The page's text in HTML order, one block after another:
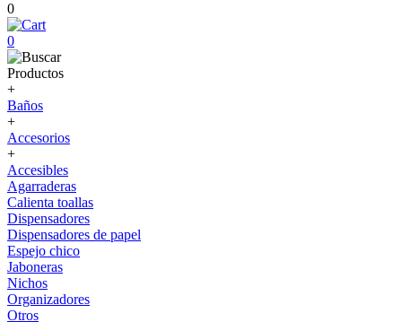
0
0
Productos
+
Baños
+
Accesorios
+
Accesibles
Agarraderas
Calienta toallas
Dispensadores
Dispensadores de papel
Espejo chico
Jaboneras
Nichos
Organizadores
Otros